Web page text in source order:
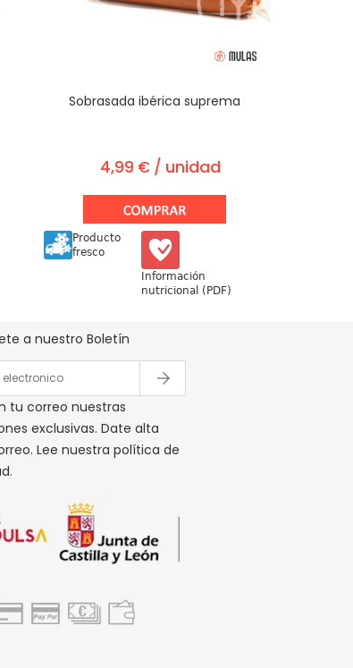
Sobrasada ibérica suprema
4,99 € / unidad
Producto
fresco
Información
nutricional (PDF)
Ofertas Y Precios
a nuestro Boletín
tu correo nuestras
exclusivas. Date alta
Lee nuestra política de